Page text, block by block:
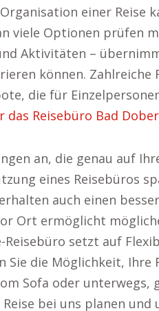
einer Reise
viele Optionen prüfen
Aktivitäten –
können. Zahlreiche
die für
das Reisebüro Bad
an, die genau auf
eines Reisebüros
auch einen
Ort ermöglicht
setzt auf
die Möglichkeit, Ihre
Sofa oder unterwegs,
bei uns planen und